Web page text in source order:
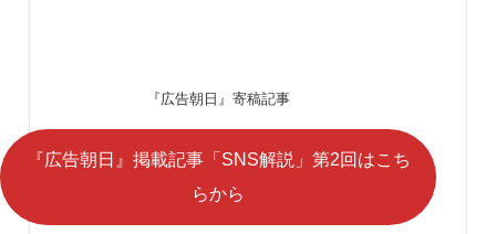
『広告朝日』寄稿記事
『広告朝日』掲載記事「SNS解説」第2回はこち
らから